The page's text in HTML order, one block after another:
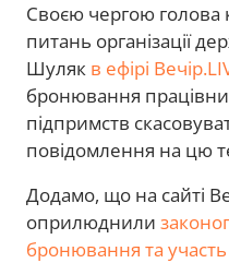
Своєю чергою голова
питань організації
Шуляк в ефірі
бронювання
підпримств
повідомлення на цю
Додамо, що на сайті
оприлюднили
бронювання та